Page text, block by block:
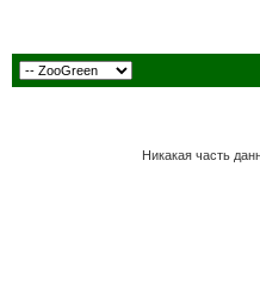
Никакая часть